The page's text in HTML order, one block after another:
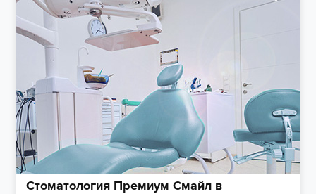
Стоматология Премиум Смайл в